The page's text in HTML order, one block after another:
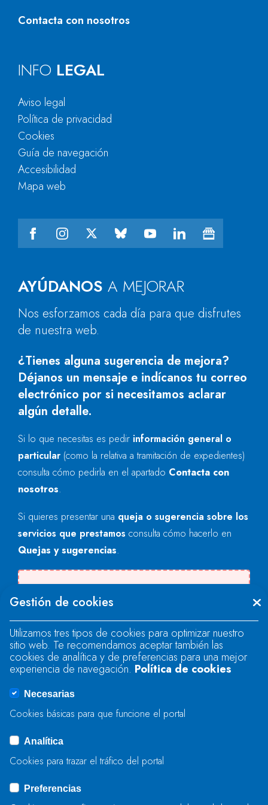
Contacta con nosotros
AYÚDANOS A MEJORAR
Nos esforzamos cada día para que disfrutes
de nuestra web.
¿Tienes alguna sugerencia de mejora?
Déjanos un mensaje e indícanos tu correo
electrónico por si necesitamos aclarar
algún detalle.
Si lo que necesitas es pedir información general o
particular (como la relativa a tramitación de expedientes)
consulta cómo pedirla en el apartado Contacta con
nosotros.
Si quieres presentar una queja o sugerencia sobre los
servicios que prestamos consulta cómo hacerlo en
Quejas y sugerencias.
"text" field.
There was an error when loading the
"text" field.
There was an error when loading the
ENVIAR
INFO LEGAL
Aviso legal
Política de privacidad
Cookies
Guía de navegación
Accesibilidad
Mapa web
Gestión de cookies
Utilizamos tres tipos de cookies para optimizar nuestro
sitio web. Te recomendamos aceptar también las
cookies de analítica y de preferencias para una mejor
experiencia de navegación. Política de cookies
Necesarias
Cookies básicas para que funcione el portal
Analítica
Cookies para trazar el tráfico del portal
Preferencias